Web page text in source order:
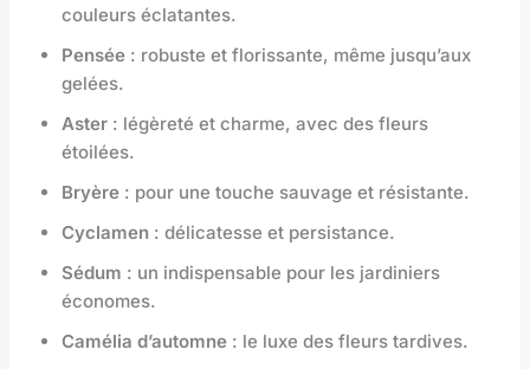
couleurs éclatantes.
Pensée : robuste et florissante, même jusqu’aux
gelées.
Aster : légèreté et charme, avec des fleurs
étoilées.
Bryère : pour une touche sauvage et résistante.
Cyclamen : délicatesse et persistance.
Sédum : un indispensable pour les jardiniers
économes.
Camélia d’automne : le luxe des fleurs tardives.